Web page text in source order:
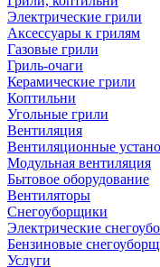
Электрические грили
Аксессуары к грилям
Газовые грили
Гриль-очаги
Керамические грили
Коптильни
Угольные грили
Вентиляция
Вентиляционные
Модульная вентиляция
Бытовое оборудование
Вентиляторы
Снегоуборщики
Электрические
Бензиновые
Услуги